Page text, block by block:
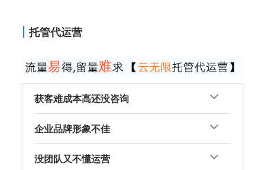
托管代运营
获客难成本高还没咨询
企业品牌形象不佳
没团队又不懂运营